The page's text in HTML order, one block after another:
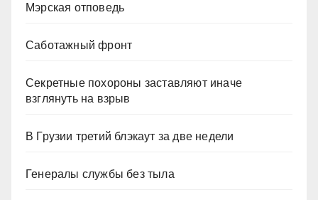
Мэрская отповедь
Саботажный фронт
Секретные похороны заставляют иначе
взглянуть на взрыв
В Грузии третий блэкаут за две недели
Генералы службы без тыла